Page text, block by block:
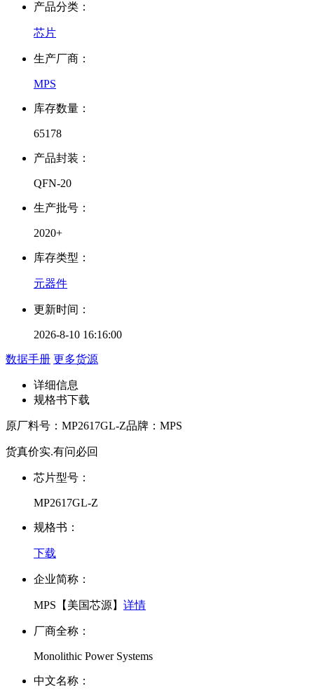
产品分类：
芯片
生产厂商：
MPS
库存数量：
65178
产品封装：
QFN-20
生产批号：
2020+
库存类型：
元器件
更新时间：
2026-8-10 16:16:00
数据手册 更多货源
详细信息
规格书下载
原厂料号： MP2617GL-Z品牌： MPS
货真价实.有问必回
芯片型号：
MP2617GL-Z
规格书：
下载
企业简称：
MPS【美国芯源】 详情
厂商全称：
Monolithic Power Systems
中文名称：